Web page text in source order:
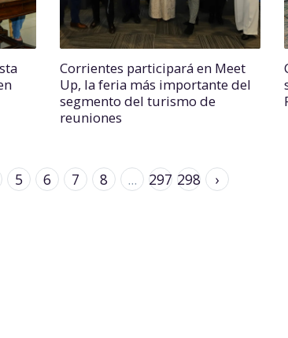
Corrientes participará en Meet
Up, la feria más importante del
segmento del turismo de
reuniones
5 6 7 8 ... 297 298 ›